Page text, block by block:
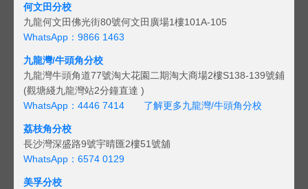
何文田分校
九龍何文田佛光街80號何文田廣場1樓101A-105
WhatsApp：9866 1463
九龍灣/牛頭角分校
九龍灣牛頭角道77號淘大花園二期淘大商場2樓S138-139號鋪
(觀塘綫九龍灣站2分鐘直達 )
WhatsApp：4446 7414
了解更多九龍灣/牛頭角分校
荔枝角分校
長沙灣深盛路9號宇晴匯2樓51號舖
WhatsApp：6574 0129
美孚分校